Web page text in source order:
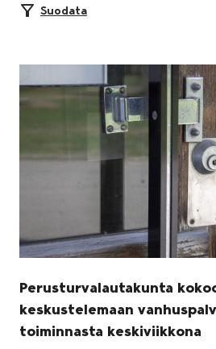
Suodata
Perusturvalautakunta
keskustelemaan
toiminnasta keskiviikkona